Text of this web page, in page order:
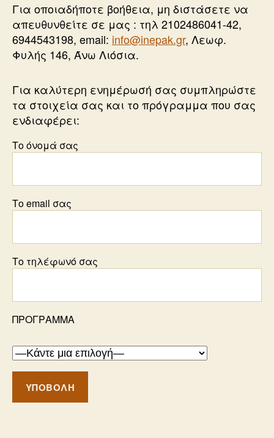
Για οποιαδήποτε βοήθεια, μη διστάσετε να
απευθυνθείτε σε μας : τηλ 2102486041-42,
6944543198, email: info@inepak.gr, Λεωφ.
Φυλής 146, Άνω Λιόσια.
Για καλύτερη ενημέρωσή σας συμπληρώστε
τα στοιχεία σας και το πρόγραμμα που σας
ενδιαφέρει:
Το όνομά σας
Το email σας
Το τηλέφωνό σας
ΠΡΟΓΡΑΜΜΑ